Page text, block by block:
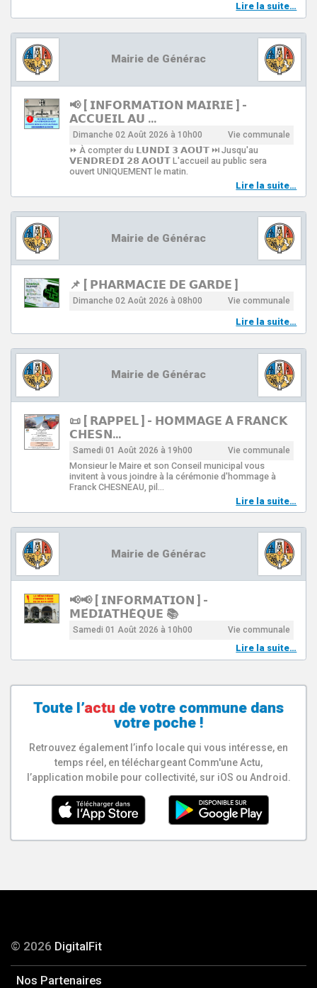
Lire la suite…
Mairie de Générac
📢 [ 𝗜𝗡𝗙𝗢𝗥𝗠𝗔𝗧𝗜𝗢𝗡 𝗠𝗔𝗜𝗥𝗜𝗘 ] -
𝗔𝗖𝗖𝗨𝗘𝗜𝗟 𝗔𝗨 …
Dimanche 02 Août 2026 à 10h00 Vie communale
⏩ À compter du 𝗟𝗨𝗡𝗗𝗜 𝟯 𝗔𝗢𝗨̂𝗧 ⏭️ Jusqu'au
𝗩𝗘𝗡𝗗𝗥𝗘𝗗𝗜 𝟮𝟴 𝗔𝗢𝗨̂𝗧 L'accueil au public sera
ouvert UNIQUEMENT le matin.
Lire la suite…
Mairie de Générac
📌 [ 𝗣𝗛𝗔𝗥𝗠𝗔𝗖𝗜𝗘 𝗗𝗘 𝗚𝗔𝗥𝗗𝗘 ]
Dimanche 02 Août 2026 à 08h00 Vie communale
Lire la suite…
Mairie de Générac
📜 [ 𝗥𝗔𝗣𝗣𝗘𝗟 ] - 𝗛𝗢𝗠𝗠𝗔𝗚𝗘 𝗔̀ 𝗙𝗥𝗔𝗡𝗖𝗞
𝗖𝗛𝗘𝗦𝗡…
Samedi 01 Août 2026 à 19h00 Vie communale
Monsieur le Maire et son Conseil municipal vous
invitent à vous joindre à la cérémonie d'hommage à
Franck CHESNEAU, pil…
Lire la suite…
Mairie de Générac
📢📢 [ 𝗜𝗡𝗙𝗢𝗥𝗠𝗔𝗧𝗜𝗢𝗡 ] -
𝗠𝗘́𝗗𝗜𝗔𝗧𝗛𝗘̀𝗤𝗨𝗘 📚
Samedi 01 Août 2026 à 10h00 Vie communale
Lire la suite…
Toute l’actu de votre commune dans
votre poche !
Retrouvez également l’info locale qui vous intéresse, en
temps réel, en téléchargeant Comm'une Actu,
l’application mobile pour collectivité, sur iOS ou Android.
© 2026 DigitalFit
Nos Partenaires